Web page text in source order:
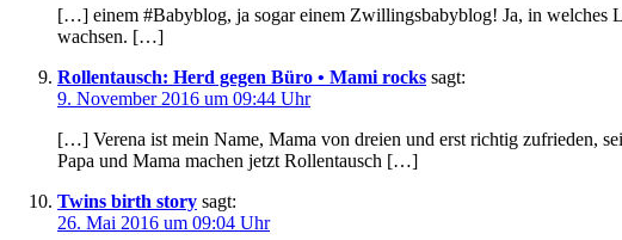
[…] einem #Babyblog, ja sogar einem Zwillingsbabyblog! Ja, in welches
wachsen. […]
Rollentausch: Herd gegen Büro • Mami rocks sagt:
9. November 2016 um 09:44 Uhr
[…] Verena ist mein Name, Mama von dreien und erst richtig zufrieden,
Papa und Mama machen jetzt Rollentausch […]
Twins birth story sagt:
26. Mai 2016 um 09:04 Uhr